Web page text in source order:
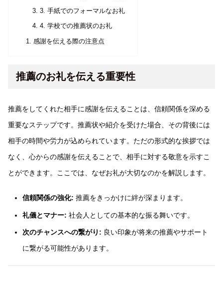
3. 手紙でのフォーマルなお礼
4. 学校での推薦状のお礼
感謝を伝える際の注意点
推薦のお礼を伝える重要性
推薦をしてくれた相手に感謝を伝えることは、信頼関係を深める
重要なステップです。推薦状や紹介を受けた場合、その背後には
相手の時間や労力が込められています。ただの形式的な挨拶では
なく、心からの感謝を伝えることで、相手に対する敬意を示すこ
とができます。ここでは、なぜお礼が大切なのかを解説します。
信頼関係の強化: 推薦をきっかけに絆が深まります。
礼儀とマナー: 社会人としての基本的な振る舞いです。
次のチャンスへの繋がり: 良い印象が将来の推薦やサポート
に繋がる可能性があります。